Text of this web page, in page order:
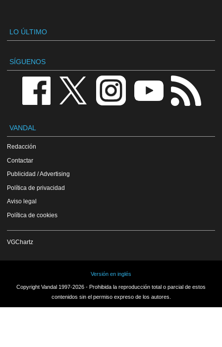
LO ÚLTIMO
SÍGUENOS
VANDAL
Redacción
Contactar
Publicidad / Advertising
Política de privacidad
Aviso legal
Política de cookies
VGChartz
Versión en inglés
Copyright Vandal 1997-2026 - Prohibida la reproducción total o parcial de estos
contenidos sin el permiso expreso de los autores.